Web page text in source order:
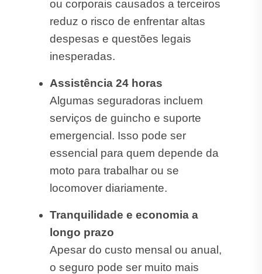
ou corporais causados a terceiros
reduz o risco de enfrentar altas
despesas e questões legais
inesperadas.
Assistência 24 horas
Algumas seguradoras incluem
serviços de guincho e suporte
emergencial. Isso pode ser
essencial para quem depende da
moto para trabalhar ou se
locomover diariamente.
Tranquilidade e economia a
longo prazo
Apesar do custo mensal ou anual,
o seguro pode ser muito mais